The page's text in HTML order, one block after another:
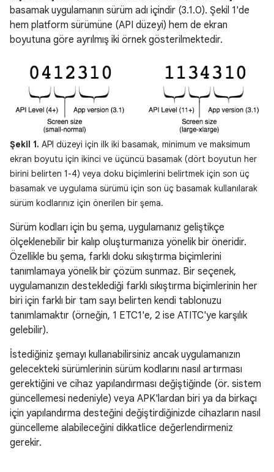
basamak uygulamanın sürüm adı içindir (3.1.0). Şekil 1'de
hem platform sürümüne (API düzeyi) hem de ekran
boyutuna göre ayrılmış iki örnek gösterilmektedir.
Şekil 1. API düzeyi için ilk iki basamak, minimum ve maksimum
ekran boyutu için ikinci ve üçüncü basamak (dört boyutun her
birini belirten 1-4) veya doku biçimlerini belirtmek için son üç
basamak ve uygulama sürümü için son üç basamak kullanılarak
sürüm kodlarınız için önerilen bir şema.
Sürüm kodları için bu şema, uygulamanız geliştikçe
ölçeklenebilir bir kalıp oluşturmanıza yönelik bir öneridir.
Özellikle bu şema, farklı doku sıkıştırma biçimlerini
tanımlamaya yönelik bir çözüm sunmaz. Bir seçenek,
uygulamanızın desteklediği farklı sıkıştırma biçimlerinin her
biri için farklı bir tam sayı belirten kendi tablonuzu
tanımlamaktır (örneğin, 1 ETC1'e, 2 ise ATITC'ye karşılık
gelebilir).
İstediğiniz şemayı kullanabilirsiniz ancak uygulamanızın
gelecekteki sürümlerinin sürüm kodlarını nasıl artırması
gerektiğini ve cihaz yapılandırması değiştiğinde (ör. sistem
güncellemesi nedeniyle) veya APK'lardan biri ya da birkaçı
için yapılandırma desteğini değiştirdiğinizde cihazların nasıl
güncelleme alabileceğini dikkatlice değerlendirmeniz
gerekir.